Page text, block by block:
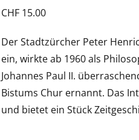
CHF 15.00
Der Stadtzürcher Peter
ein, wirkte ab 1960 als
Johannes Paul II.
Bistums Chur ernannt. Das
und bietet ein Stück